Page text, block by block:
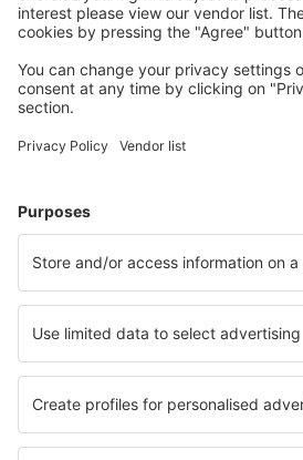
Isplaniraj svoj put
Avio Karte
Smještaj
Let+Hotel
Hoteli
Parking
Transfer
Atrakcije
Saznaj više